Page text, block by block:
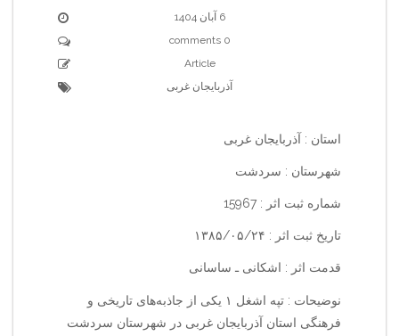
6 آبان 1404
0 comments
Article
آذربایجان غربی
استان : آذربایجان غربی
شهرستان : سردشت
شماره ثبت اثر : 15967
تاریخ ثبت اثر : ۱۳۸۵/۰۵/۲۴
قدمت اثر : اشکانی ـ ساسانی
نوضیحات : تپه اشغل ۱ یکی از جاذبه‌های تاریخی و
فرهنگی استان آذربایجان غربی در شهرستان سردشت